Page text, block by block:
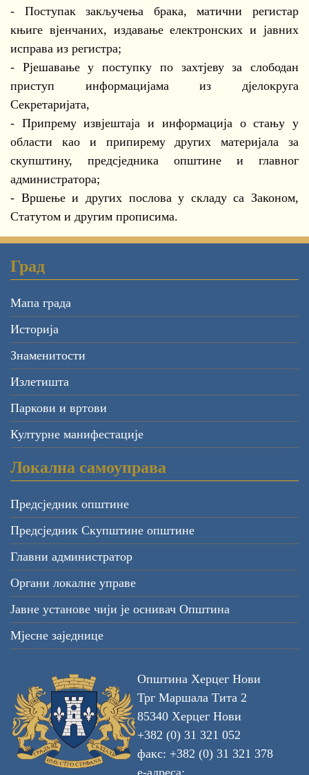
- Поступак закључења брака, матични регистар
књиге вјенчаних, издавање електронских и јавних
исправа из регистра;
- Рјешавање у поступку по захтјеву за слободан
приступ информацијама из дјелокруга
Секретаријата,
- Припрему извјештаја и информација о стању у
области као и припирему других материјала за
скупштину, предсједника општине и главног
администратора;
- Вршење и других послова у складу са Законом,
Статутом и другим прописима.
Град
Мапа града
Историја
Знаменитости
Излетишта
Паркови и вртови
Културне манифестације
Локална самоуправа
Предсједник општине
Предсједник Скупштине општине
Главни администратор
Органи локалне управе
Јавне установе чији је оснивач Општина
Мјесне заједнице
Општина Херцег Нови
Трг Маршала Тита 2
85340 Херцег Нови
+382 (0) 31 321 052
факс: +382 (0) 31 321 378
е-адреса: